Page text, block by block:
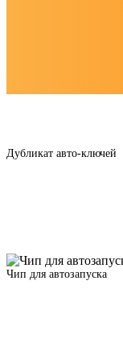
Дубликат авто-ключей
Чип для автозапуска